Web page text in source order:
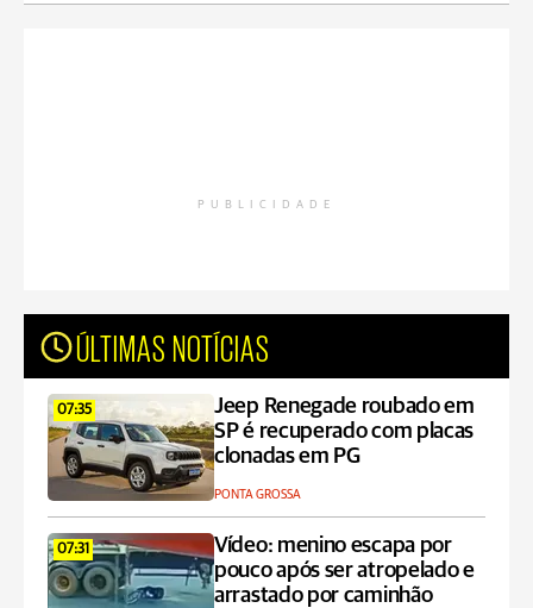
PUBLICIDADE
ÚLTIMAS NOTÍCIAS
07:35
Jeep Renegade roubado em
SP é recuperado com placas
clonadas em PG
PONTA GROSSA
07:31
Vídeo: menino escapa por
pouco após ser atropelado e
arrastado por caminhão